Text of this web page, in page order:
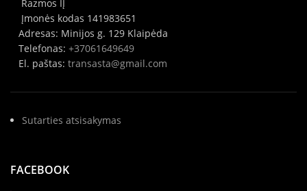
Razmos IĮ
Įmonės kodas 141983651
Adresas: Minijos g. 129 Klaipėda
Telefonas: +37061649649
El. paštas: transasta@gmail.com
Sutarties atsisakymas
FACEBOOK